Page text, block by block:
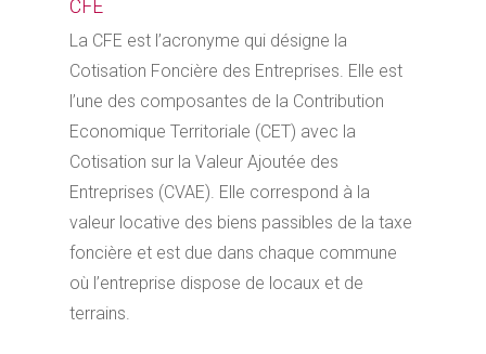
CFE
La CFE est l’acronyme qui désigne la
Cotisation Foncière des Entreprises. Elle est
l’une des composantes de la Contribution
Economique Territoriale (CET) avec la
Cotisation sur la Valeur Ajoutée des
Entreprises (CVAE). Elle correspond à la
valeur locative des biens passibles de la taxe
foncière et est due dans chaque commune
où l’entreprise dispose de locaux et de
terrains.